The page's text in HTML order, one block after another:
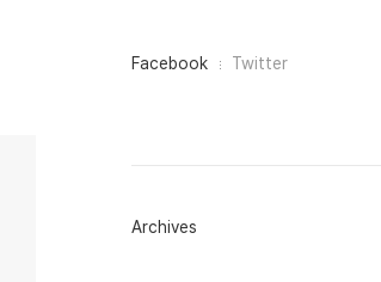
페
그
Facebook Twitter
Archives